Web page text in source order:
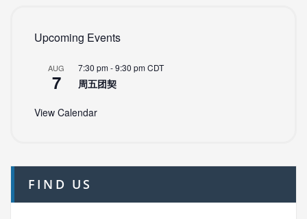
Upcoming Events
AUG
7
7:30 pm-9:30 pmCDT
周五团契
View Calendar
FIND US